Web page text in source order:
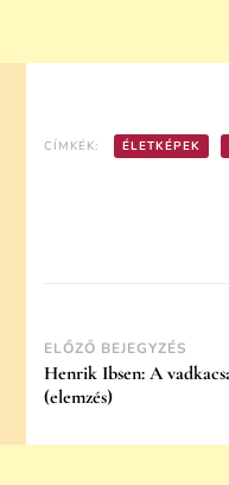
CÍMKÉK: ÉLETKÉPEK
Post
Navigation
ELŐZŐ BEJEGYZÉS
Henrik Ibsen: A
(elemzés)